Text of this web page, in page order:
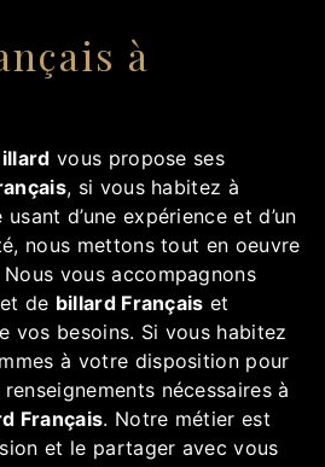
à
vous propose ses
, si vous habitez à
d’une expérience et d’un
nous mettons tout en oeuvre
vous accompagnons
de billard Français et
vos besoins. Si vous habitez
à votre disposition pour
nécessaires à
Français. Notre métier est
et le partager avec vous